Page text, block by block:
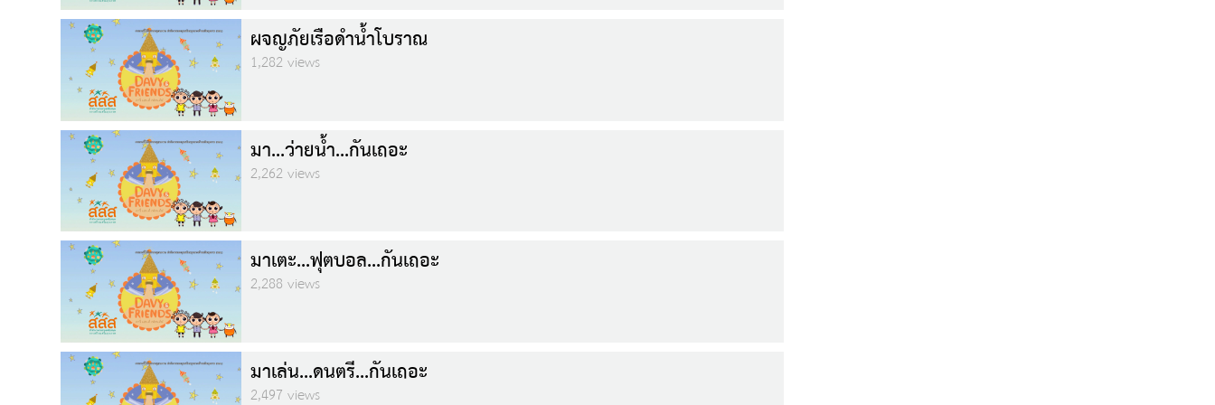
ผจญภัยเรือดำน้ำโบราณ
1,282 views
มา...ว่ายน้ำ...กันเถอะ
2,262 views
มาเตะ...ฟุตบอล...กันเถอะ
2,288 views
มาเล่น...ดนตรี...กันเถอะ
2,497 views